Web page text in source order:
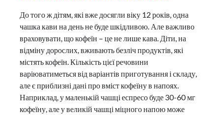
До того ж дітям, які вже досягли віку 12 років, одна
чашка кави на день не буде шкідливою. Але важливо
враховувати, що кофеїн – це не лише кава. Діти, на
відміну дорослих, вживають безліч продуктів, які
містять кофеїн. Кількість цієї речовини
варіюватиметься від варіантів приготування і складу,
але є приблизні дані про вміст кофеїну в напоях.
Наприклад, у маленькій чашці еспресо буде 30-60 мг
кофеїну, але у великій чашці міцного напою може